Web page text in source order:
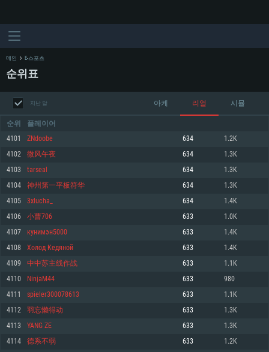
최소사양
운영체제: Windows 10 (64 bit)
프로세서: 2.2 GHz 듀얼코어 이상
메모리: 4GB
그래픽 카드: DirectX 11 이상을 지원하는 AMD Radeon 77XX / NVIDIA
GeForce GT 660. 최소 사양 해상도: 720p
네트워크: 브로드밴드 인터넷
여유 저장 공간: 22.1 GB (최소 클라이언트)
최소사양
운영체제: Mac OS Big Sur 11.0
프로세서: 최소 2.2 GHz의 Core i5 (Intel Xeon 은 지원하지 않습니다)
메모리: 6 GB
그래픽 카드: Metal 을 지원하는 Intel Iris Pro 5200 (Mac), 혹은 이와 비슷한 성
능을 가지는 Mac 버전의 AMD/Nvidia. 최소 해상도: 720p
네트워크: 브로드밴드 인터넷
여유 저장 공간: 22.1 GB (최소 클라이언트)
최소사양
운영체제: 64bit Linux 중 최신 버전
프로세서: 2.4 GHz 듀얼코어
메모리: 4 GB
그래픽 카드: Vulkan 을 지원하고, 최신 그래픽 드라이버를 지원하는 NVIDIA
660 (6개월 미만) 혹은 그와 동급의 성능을 가지며 최신 그래픽 드라이버를 지
원하는 AMD (6개월 미만; 최소사양 지원 해상도 720p)
네트워크: 브로드밴드 인터넷
여유 저장 공간: 22.1 GB (최소 클라이언트)
메인 E-스포츠
순위표
지난 달 아케 리얼 시뮬
순위 플레이어
4101 ZNdoobe 634 1.2K
4102 微风午夜 634 1.3K
4103 tarseal 634 1.3K
4104 神州第一平板符华 634 1.3K
4105 3xlucha_ 634 1.4K
4106 小曹706 633 1.0K
4107 кунимэн5000 633 1.4K
4108 Холод Kедяной 633 1.4K
4109 中中苏主线作战 633 1.1K
4110 NinjaM44 633 980
4111 spieler300078613 633 1.1K
4112 羽忘懒得动 633 1.3K
4113 YANG ZE 633 1.3K
4114 德系不弱 633 1.2K